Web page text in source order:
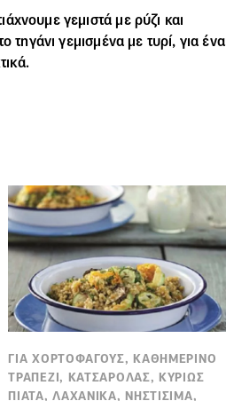
γεμιστά με ρύζι και
γεμισμένα με τυρί, για ένα
ΓΙΑ ΧΟΡΤΟΦΑΓΟΥΣ, ΚΑΘΗΜΕΡΙΝΟ
ΤΡΑΠΕΖΙ, ΚΑΤΣΑΡΟΛΑΣ, ΚΥΡΙΩΣ
ΠΙΑΤΑ, ΛΑΧΑΝΙΚΑ, ΝΗΣΤΙΣΙΜΑ,